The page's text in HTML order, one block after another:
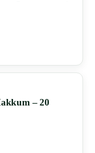
– 20